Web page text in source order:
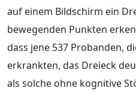
auf einem Bildschirm ein
bewegenden Punkten
dass jene 537 Probanden,
erkrankten, das Dreieck
als solche ohne kognitive